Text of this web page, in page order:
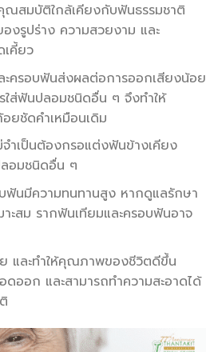
สมบัติใกล้เคียงกับฟันธรรมชาติ
งรูปร่าง ความสวยงาม และ
เคี้ยว
ะครอบฟันส่งผลต่อการออกเสียงน้อย
ใส่ฟันปลอมชนิดอื่น ๆ จึงทำให้
ยชัดคำเหมือนเดิม
จำเป็นต้องกรอแต่งฟันข้างเคียง
อมชนิดอื่น ๆ
ฟันมีความทนทานสูง หากดูแลรักษา
าะสม รากฟันเทียมและครอบฟันอาจ
และทำให้คุณภาพของชีวิตดีขึ้น
ดออก และสามารถทำความสะอาดได้